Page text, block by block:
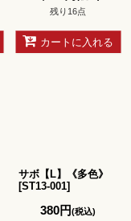
残り16点
カートに入れる
サボ【L】《多色》
[ST13-001]
380円(税込)